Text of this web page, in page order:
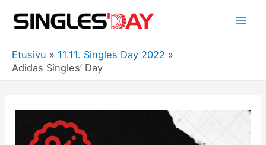
sisältöön
Etusivu
11.11. Singles Day 2022
Adidas Singles’ Day